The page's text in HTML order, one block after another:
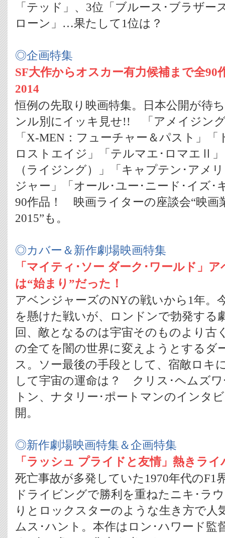
「テッド」、3位「ブルース･ブラザー
ローン」…果たして1位は？
◎企画特集
SF大作からオスカー有力候補まで全90
2014
恒例の先取り映画特集。日本公開が待
ンル別にイッキ見せ!! 「アメイジン
「X-MEN：フューチャー＆パスト」
ロストエイジ」「テルマエ･ロマエⅡ
（ライジング）」「キャプテン･アメ
ジャー」「オール･ユー･ニード･イズ･
90作品！ 映画ライターの座談会“映画
2015”も。
◎カバー＆新作劇場映画特集
「マイティ･ソー ダーク･ワールド」
は“始まり”だった！
アベンジャーズのNYの戦いから1年。
を懸けた戦いが、ロンドンで勃発する
回、敵となるのは宇宙そのものより古
の全てを闇の世界に変えようとするダ
ス。ソー最後の手段として、宿敵ロキ
して宇宙の運命は？ クリス･ヘムズ
トン、ナタリー･ポートマンのインタ
開。
◎新作劇場映画特集＆企画特集
「ラッシュ プライドと友情」熱きラ
死亡事故が多発していた1970年代のF1
ドライビングで勝利を重ねたニキ･ラ
りとロックスターのような生き方で人
ムス･ハント。本作はロン･ハワード監